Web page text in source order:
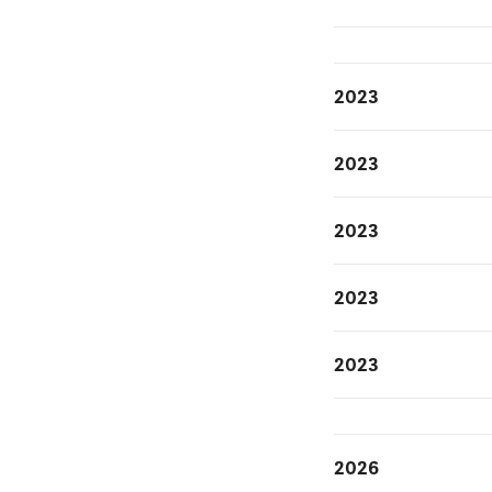
2023
2023
2023
2023
2023
2026